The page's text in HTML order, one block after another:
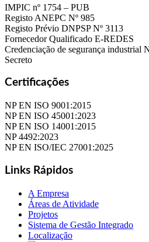
IMPIC nº 1754 – PUB
Registo ANEPC Nº 985
Registo Prévio DNPSP Nº 3113
Fornecedor Qualificado E-REDES
Credenciação de segurança industrial
Secreto
Certificações
NP EN ISO 9001:2015
NP EN ISO 45001:2023
NP EN ISO 14001:2015
NP 4492:2023
NP EN ISO/IEC 27001:2025
Links Rápidos
A Empresa
Áreas de Atividade
Projetos
Sistema de Gestão Integrado
Localização